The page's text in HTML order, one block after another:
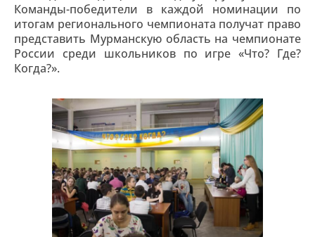
Команды-победители в каждой номинации по
итогам регионального чемпионата получат право
представить Мурманскую область на чемпионате
России среди школьников по игре «Что? Где?
Когда?».